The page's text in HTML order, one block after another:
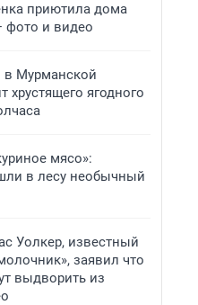
приютила дома
фото и видео
в Мурманской
хрустящего ягодного
мясо»:
в лесу необычный
Уолкер, известный
заявил что
выдворить из